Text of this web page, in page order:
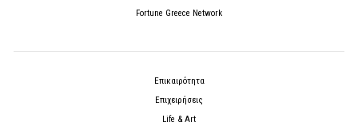
Fortune Greece Network
Επικαιρότητα
Επιχειρήσεις
Life & Art